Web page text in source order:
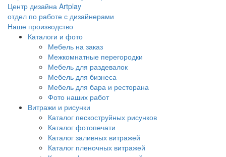
Центр дизайна Artplay
отдел по работе с дизайнерами
Наше производство
Каталоги и фото
Мебель на заказ
Межкомнатные перегородки
Мебель для раздевалок
Мебель для бизнеса
Мебель для бара и ресторана
Фото наших работ
Витражи и рисунки
Каталог пескоструйных рисунков
Каталог фотопечати
Каталог заливных витражей
Каталог пленочных витражей